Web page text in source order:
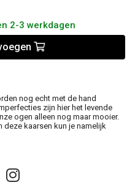
2-3 werkdagen
nog echt met de hand
zijn hier het levende
ogen alleen nog maar mooier.
deze kaarsen kun je namelijk